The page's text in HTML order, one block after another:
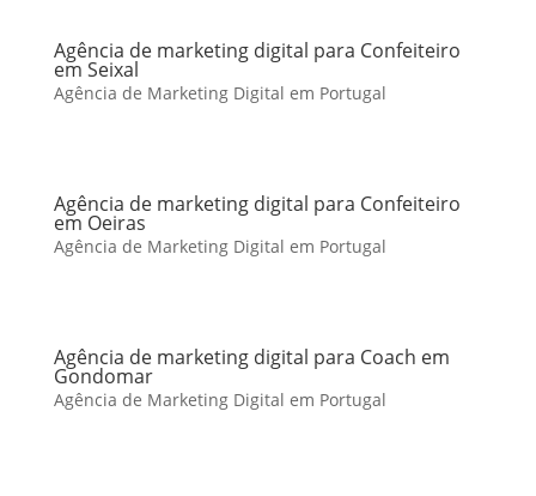
Agência de marketing digital para Confeiteiro
em Seixal
Agência de Marketing Digital em Portugal
Agência de marketing digital para Confeiteiro
em Oeiras
Agência de Marketing Digital em Portugal
Agência de marketing digital para Coach em
Gondomar
Agência de Marketing Digital em Portugal